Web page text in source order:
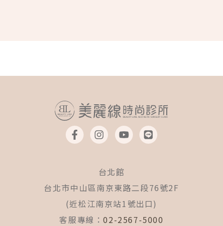
F
a
c
o
k
-
f
I
n
s
a
g
r
a
m
Y
o
u
b
e
L
i
n
台北館
台北市中山區南京東路二段76號2F
(近松江南京站1號出口)
客服專線：02-2567-5000